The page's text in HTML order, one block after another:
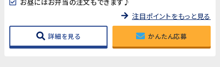
注目ポイントをもっと見る
詳細を見る かんたん応募